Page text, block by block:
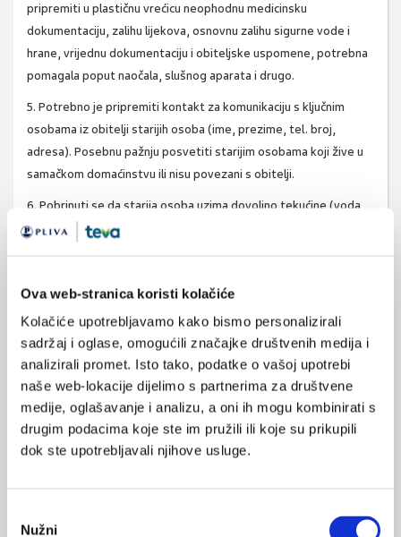
Ova web-stranica koristi kolačiće
Kolačiće upotrebljavamo kako bismo personalizirali
sadržaj i oglase, omogućili značajke društvenih medija i
analizirali promet. Isto tako, podatke o vašoj upotrebi
naše web-lokacije dijelimo s partnerima za društvene
medije, oglašavanje i analizu, a oni ih mogu kombinirati s
drugim podacima koje ste im pružili ili koje su prikupili
dok ste upotrebljavali njihove usluge.
pristanka
Nužni
pripremiti u plastičnu vrećicu neophodnu medicinsku
dokumentaciju, zalihu lijekova, osnovnu zalihu sigurne vode i
hrane, vrijednu dokumentaciju i obiteljske uspomene, potrebna
pomagala poput naočala, slušnog aparata i drugo.
5. Potrebno je pripremiti kontakt za komunikaciju s ključnim
osobama iz obitelji starijih osoba (ime, prezime, tel. broj,
adresa). Posebnu pažnju posvetiti starijim osobama koji žive u
samačkom domaćinstvu ili nisu povezani s obitelji.
6. Pobrinuti se da starija osoba uzima dovoljno tekućine (voda,
čaj, juha) - do 2 litre, pravilno se hrani, primijeniti osam
7. Održavati redovitu osobnu i okolišnu higijenu, uz obvezno
učestalije pranje ruku.
8. Potrebno je razraditi plan o zbrinjavanju domaćih životinja i
kućnih ljubimaca o kojima starija osoba brine, uz njezin aktivan
pristup.
9. Organizirati skupinu potpore (obitelji, prijatelja, susjeda,
vjerske institucije) u cilju prilagodbe na novonastalu situaciju, te
10. Procijeniti potrebu starije osobe za stručnom psihološkom,